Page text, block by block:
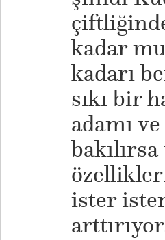
kadar
kadarı
sıkı bir
adamı
ister